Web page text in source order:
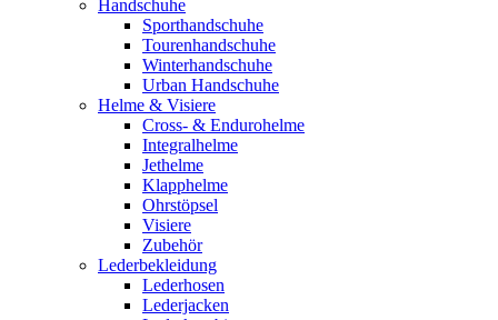
Handschuhe
Sporthandschuhe
Tourenhandschuhe
Winterhandschuhe
Urban Handschuhe
Helme & Visiere
Cross- & Endurohelme
Integralhelme
Jethelme
Klapphelme
Ohrstöpsel
Visiere
Zubehör
Lederbekleidung
Lederhosen
Lederjacken